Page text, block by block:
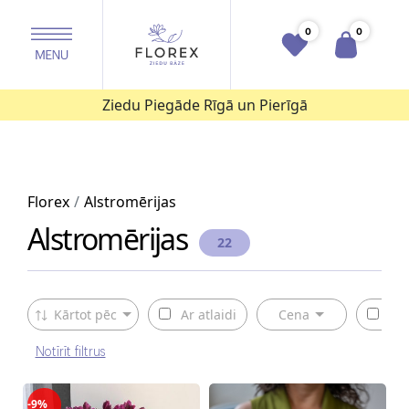
0 0
Ziedu Piegāde Rīgā un Pierīgā
Florex Alstromērijas
Alstromērijas 22
Kārtot pēc Ar atlaidi Cena
Notīrīt filtrus
-9%